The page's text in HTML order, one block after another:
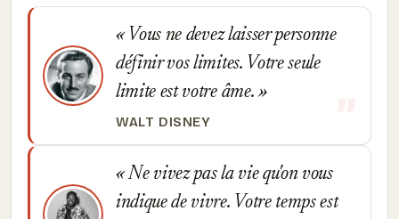
Vous ne devez laisser personne
définir vos limites. Votre seule
limite est votre âme.
WALT DISNEY
Ne vivez pas la vie qu'on vous
indique de vivre. Votre temps est